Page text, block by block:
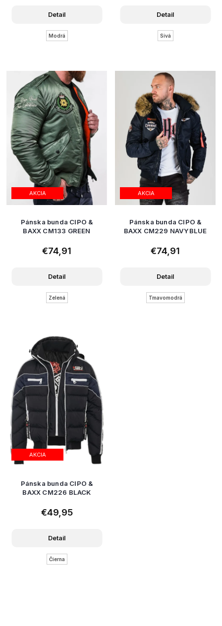
Detail
Modrá
Detail
Sivá
AKCIA
Pánska bunda CIPO &
BAXX CM133 GREEN
€74,91
Detail
Zelená
AKCIA
Pánska bunda CIPO &
BAXX CM229 NAVYBLUE
€74,91
Detail
Tmavomodrá
AKCIA
Pánska bunda CIPO &
BAXX CM226 BLACK
€49,95
Detail
Čierna